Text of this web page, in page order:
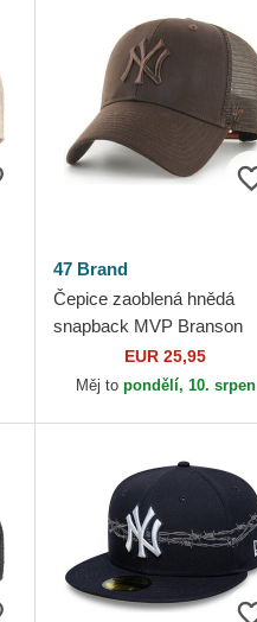
47 Brand
Čepice zaoblená hnědá
snapback MVP Branson
New York Yankees MLB 47
Brand
EUR 25,95
Měj to pondělí, 10. srpen